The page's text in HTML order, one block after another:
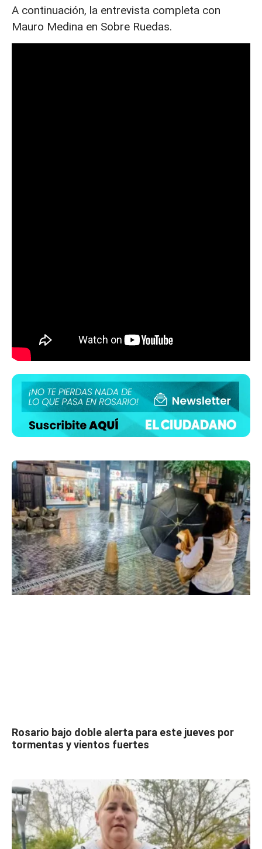
A continuación, la entrevista completa con
Mauro Medina en Sobre Ruedas.
Rosario bajo doble alerta para este jueves por
tormentas y vientos fuertes